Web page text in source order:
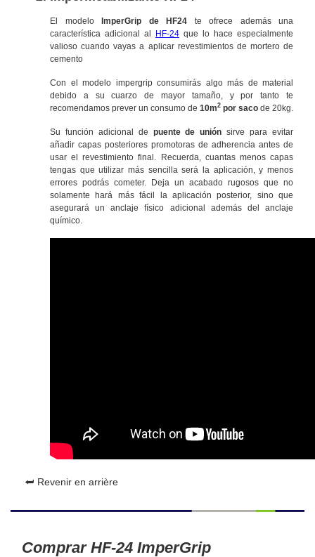
El modelo ImperGrip de HF24 te ofrece además una
característica adicional al HF-24 que lo hace especialmente
valioso cuando vayas a aplicar revestimientos de mortero de
cemento
Con el modelo impergrip consumirás algo más de material
debido a su cuarzo de mayor tamaño, y por tanto te
recomendamos prever un consumo de 10m2 por saco de 20kg.
Su función adicional de puente de unión sirve para evitar
añadir capas posteriores promotoras de adherencia antes de
usar el revestimiento final. Recuerda, cuantas menos capas
tengas que utilizar más sencilla será la aplicación, y menos
errores podrás cometer. Deja un acabado rugosos que no
solamente hará más fácil la aplicación posterior, sino que
asegurará un anclaje físico adicional además del anclaje
químico.
⮨ Revenir en arrière
Comprar HF-24 ImperGrip